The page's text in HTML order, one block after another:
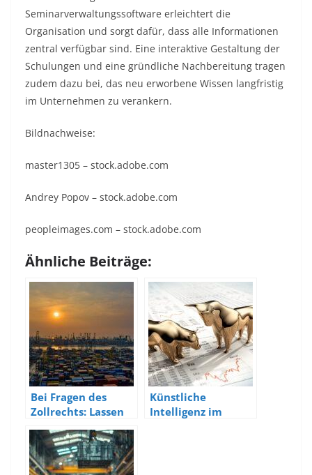
Seminarverwaltungssoftware erleichtert die
Organisation und sorgt dafür, dass alle Informationen
zentral verfügbar sind. Eine interaktive Gestaltung der
Schulungen und eine gründliche Nachbereitung tragen
zudem dazu bei, das neu erworbene Wissen langfristig
im Unternehmen zu verankern.
Bildnachweise:
master1305 – stock.adobe.com
Andrey Popov – stock.adobe.com
peopleimages.com – stock.adobe.com
Ähnliche Beiträge:
Bei Fragen des
Zollrechts: Lassen
Sie sich
professionell
beraten
Künstliche
Intelligenz im